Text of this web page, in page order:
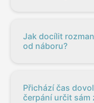
Jak docílit
od náboru?
Přichází čas
čerpání určit sám